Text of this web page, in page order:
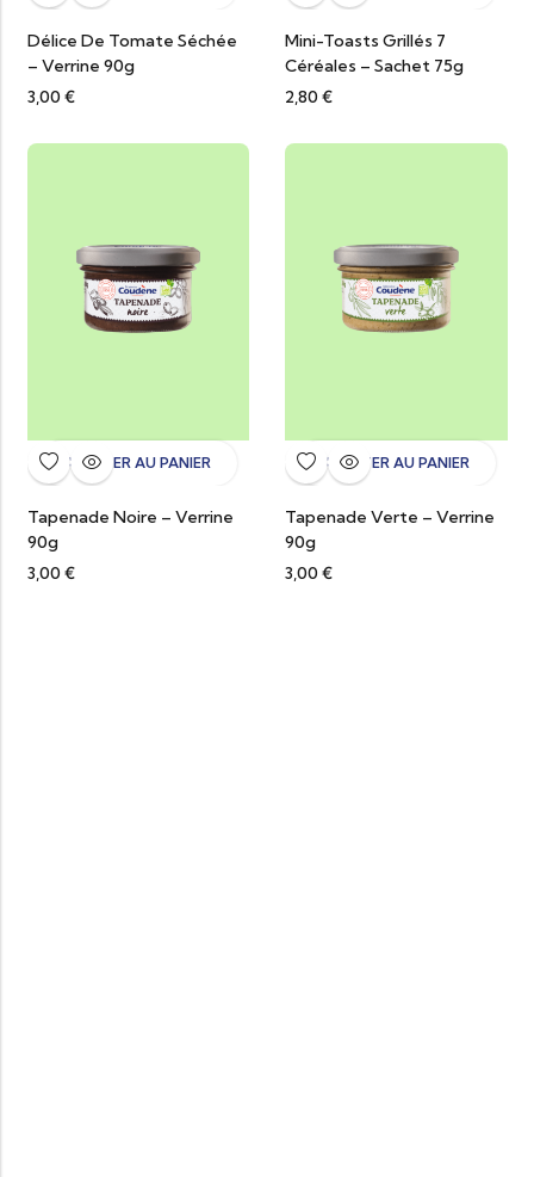
Délice De Tomate Séchée
– Verrine 90g
3,00 €
Mini-Toasts Grillés 7
Céréales – Sachet 75g
2,80 €
AJOUTER AU PANIER
Tapenade Noire – Verrine
90g
3,00 €
AJOUTER AU PANIER
Tapenade Verte – Verrine
90g
3,00 €